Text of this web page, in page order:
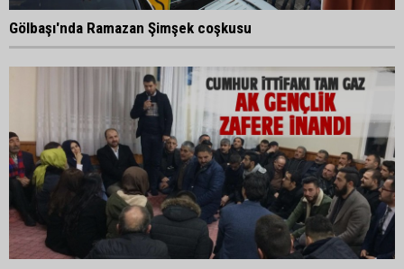
Gölbaşı'nda Ramazan Şimşek coşkusu